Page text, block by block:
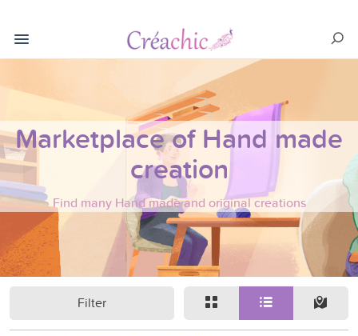
Marketplace of Hand made
creation
Find many Hand made and original creations
Filter